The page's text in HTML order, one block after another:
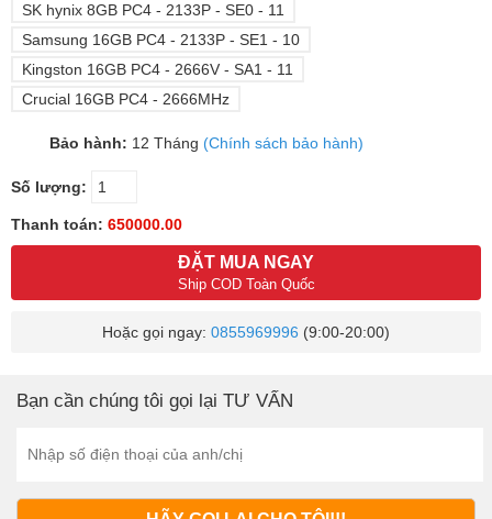
SK hynix 8GB PC4 - 2133P - SE0 - 11
Samsung 16GB PC4 - 2133P - SE1 - 10
Kingston 16GB PC4 - 2666V - SA1 - 11
Crucial 16GB PC4 - 2666MHz
Bảo hành: 12 Tháng (Chính sách bảo hành)
Số lượng:
Thanh toán: 650000.00
ĐẶT MUA NGAY
Ship COD Toàn Quốc
Hoặc gọi ngay: 0855969996 (9:00-20:00)
Bạn cần chúng tôi gọi lại TƯ VẤN